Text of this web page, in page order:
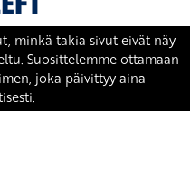
jäsen.